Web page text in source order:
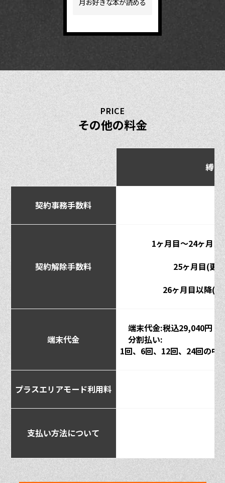
PRICE
その他の料金
縛り
契約事務手数料
契約解除手数料
1ヶ月目～24ヶ月
25ヶ月目(更
26ヶ月目以降(
端末代金
端末代金:税込29,040円
分割払い:
1回、6回、12回、24回の中
プラスエリアモード利用料
支払い方法について